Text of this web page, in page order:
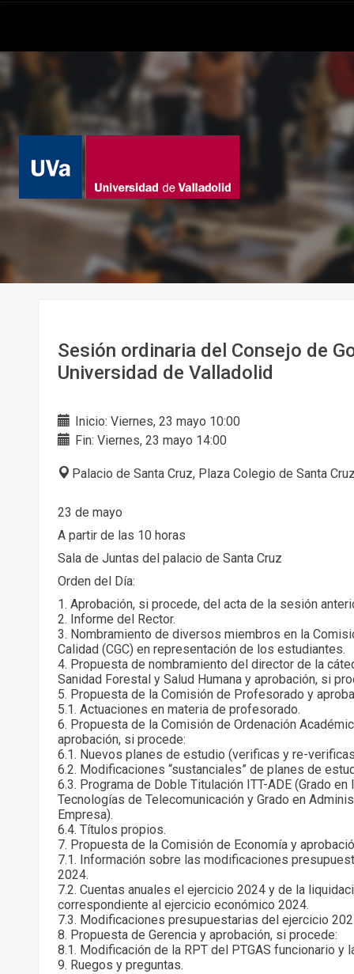
Sesión ordinaria del Consejo de
Universidad de Valladolid
Inicio: Viernes, 23 mayo 10:00
Fin: Viernes, 23 mayo 14:00
Palacio de Santa Cruz, Plaza Colegio de Santa
23 de mayo
A partir de las 10 horas
Sala de Juntas del palacio de Santa Cruz
Orden del Día:
1. Aprobación, si procede, del acta de la sesión
2. Informe del Rector.
3. Nombramiento de diversos miembros en la
Calidad (CGC) en representación de los estudiantes.
4. Propuesta de nombramiento del director de la
Sanidad Forestal y Salud Humana y aprobación, si
5. Propuesta de la Comisión de Profesorado y
5.1. Actuaciones en materia de profesorado.
6. Propuesta de la Comisión de Ordenación
aprobación, si procede:
6.1. Nuevos planes de estudio (verificas y re-
6.2. Modificaciones “sustanciales” de planes de
6.3. Programa de Doble Titulación ITT-ADE (Grado en
Tecnologías de Telecomunicación y Grado en
Empresa).
6.4. Títulos propios.
7. Propuesta de la Comisión de Economía y
7.1. Información sobre las modificaciones
2024.
7.2. Cuentas anuales el ejercicio 2024 y de la
correspondiente al ejercicio económico 2024.
7.3. Modificaciones presupuestarias del ejercicio
8. Propuesta de Gerencia y aprobación, si procede:
8.1. Modificación de la RPT del PTGAS funcionario y
9. Ruegos y preguntas.